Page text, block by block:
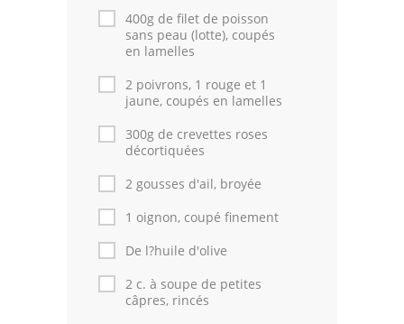
Recettes marocaine
Cuisine Algérienne
Cuisine Tunisienne
Cuisine Juive
Actualités
Astuces de cuisine
400g de filet de poisson
sans peau (lotte), coupés
en lamelles
2 poivrons, 1 rouge et 1
jaune, coupés en lamelles
300g de crevettes roses
décortiquées
2 gousses d'ail, broyée
1 oignon, coupé finement
De l?huile d'olive
2 c. à soupe de petites
câpres, rincés